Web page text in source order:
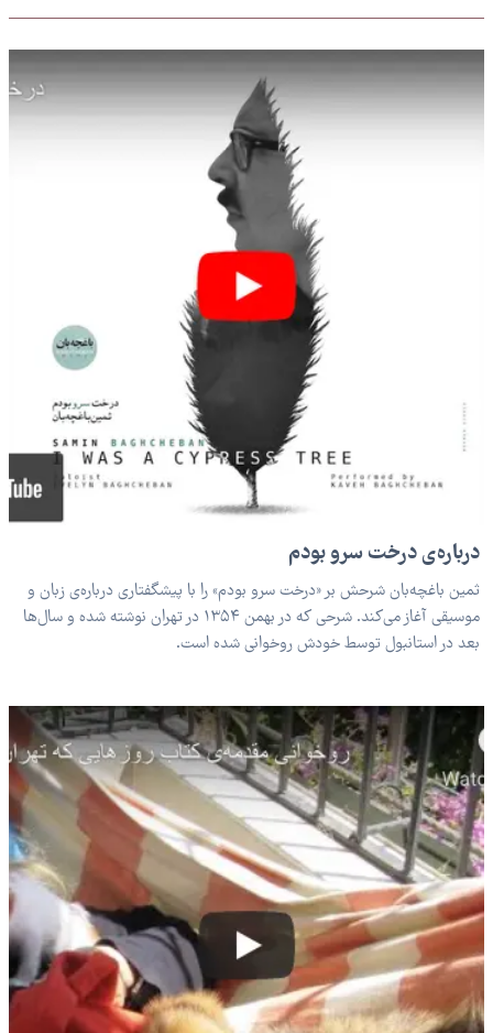
درباره‌ی درخت سرو بودم
ثمین باغچه‌بان شرحش بر «درخت سرو بودم» را با پیشگفتاری درباره‌ی زبان و
موسیقی آغاز می‌کند. شرحی که در بهمن ۱۳۵۴ در تهران نوشته شده و سال‌ها
بعد در استانبول توسط خودش روخوانی شده است.